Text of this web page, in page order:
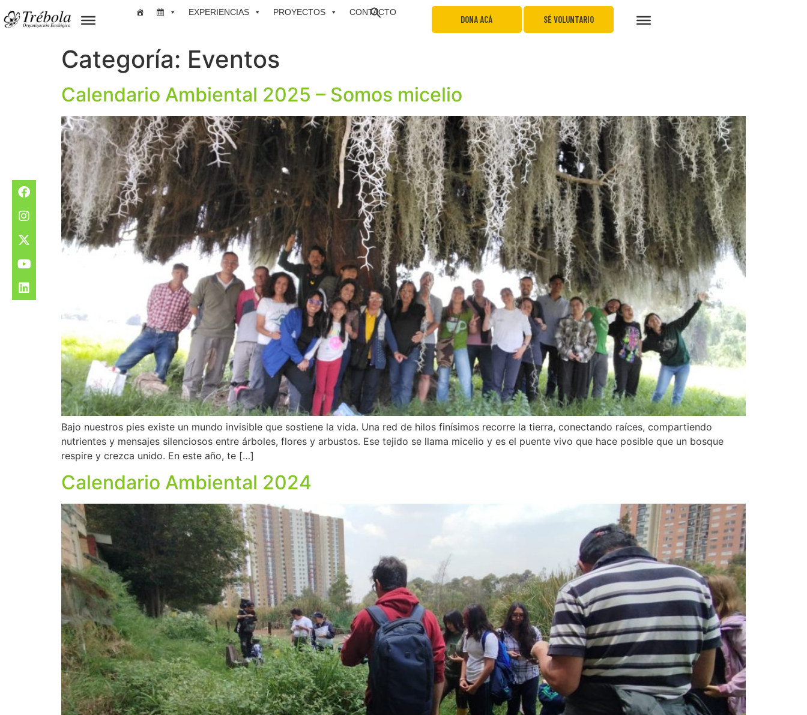
EXPERIENCIAS PROYECTOS CONTACTO
DONA ACÁ SÉ VOLUNTARIO
Categoría: Eventos
Calendario Ambiental 2025 – Somos micelio
Bajo nuestros pies existe un mundo invisible que sostiene la vida. Una red de hilos finísimos recorre la tierra, conectando raíces, compartiendo
nutrientes y mensajes silenciosos entre árboles, flores y arbustos. Ese tejido se llama micelio y es el puente vivo que hace posible que un bosque
respire y crezca unido. En este año, te […]
Calendario Ambiental 2024